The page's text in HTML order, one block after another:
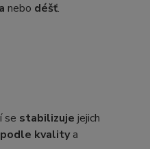
nebo déšť.
se stabilizuje jejich
kvalitya